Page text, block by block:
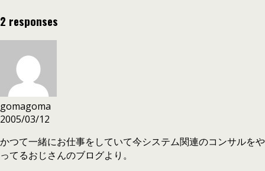
2 responses
gomagoma
2005/03/12
かつて一緒にお仕事をしていて今システム関連のコンサルをや
ってるおじさんのブログより。